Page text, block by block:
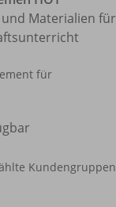
Materialien für
für
Kundengruppen